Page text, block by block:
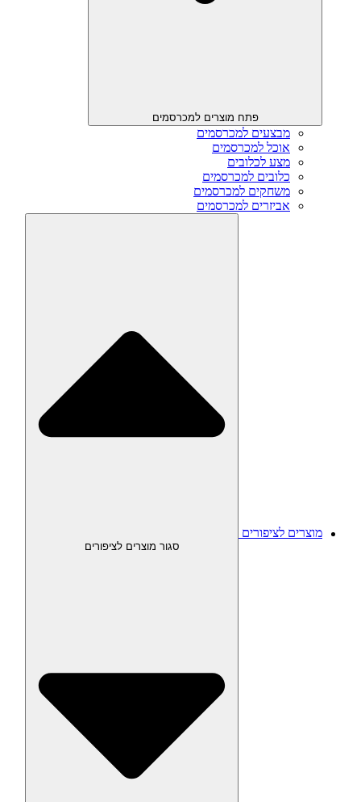
פתח מוצרים למכרסמים
מבצעים למכרסמים
אוכל למכרסמים
מצע לכלובים
כלובים למכרסמים
משחקים למכרסמים
אביזרים למכרסמים
מוצרים לציפורים
סגור מוצרים לציפורים